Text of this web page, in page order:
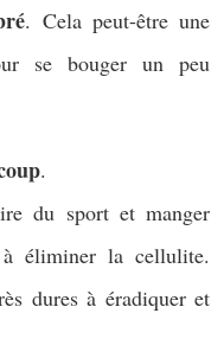
. Cela peut-être une
se bouger un peu
.
du sport et manger
éliminer la cellulite.
dures à éradiquer et